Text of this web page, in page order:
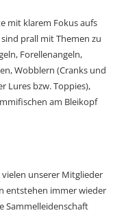
mit klarem Fokus aufs
sind prall mit Themen zu
Forellenangeln,
Wobblern (Cranks und
Lures bzw. Toppies),
am Bleikopf
unserer Mitglieder
entstehen immer wieder
Sammelleidenschaft